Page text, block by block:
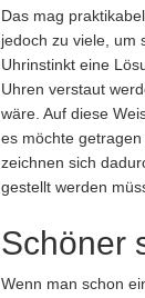
Das mag
jedoch zu viele, um
Uhrinstinkt eine
Uhren verstaut
wäre. Auf diese
es möchte
zeichnen sich
gestellt werden
Schöner
Wenn man schon